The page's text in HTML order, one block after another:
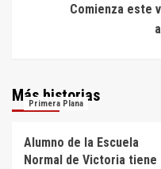
Comienza este
Más historias
Primera Plana
Alumno de la Escuela
Normal de Victoria tiene